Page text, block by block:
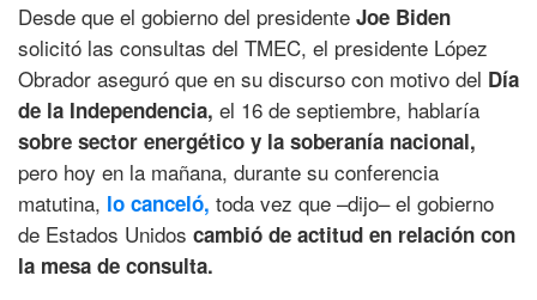
Desde que el gobierno del presidente Joe Biden
solicitó las consultas del TMEC, el presidente López
Obrador aseguró que en su discurso con motivo del Día
de la Independencia, el 16 de septiembre, hablaría
sobre sector energético y la soberanía nacional,
pero hoy en la mañana, durante su conferencia
matutina, lo canceló, toda vez que –dijo– el gobierno
de Estados Unidos cambió de actitud en relación con
la mesa de consulta.